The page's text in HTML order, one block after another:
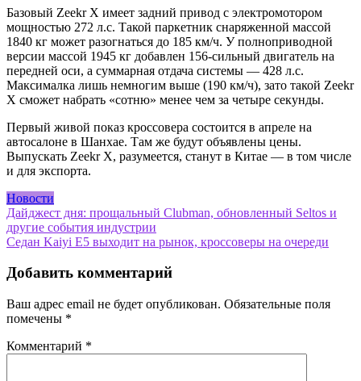
Базовый Zeekr X имеет задний привод с электромотором
мощностью 272 л.с. Такой паркетник снаряженной массой
1840 кг может разогнаться до 185 км/ч. У полноприводной
версии массой 1945 кг добавлен 156-сильный двигатель на
передней оси, а суммарная отдача системы — 428 л.с.
Максималка лишь немногим выше (190 км/ч), зато такой Zeekr
X сможет набрать «сотню» менее чем за четыре секунды.
Первый живой показ кроссовера состоится в апреле на
автосалоне в Шанхае. Там же будут объявлены цены.
Выпускать Zeekr X, разумеется, станут в Китае — в том числе
и для экспорта.
Новости
Навигация
по
Дайджест дня: прощальный Clubman, обновленный Seltos и
другие события индустрии
Седан Kaiyi E5 выходит на рынок, кроссоверы на очереди
Добавить комментарий
Ваш адрес email не будет опубликован. Обязательные поля
помечены *
Комментарий *